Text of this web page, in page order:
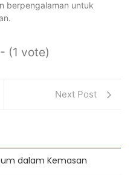
berpengalaman untuk
(1 vote)
Next Post
dalam Kemasan